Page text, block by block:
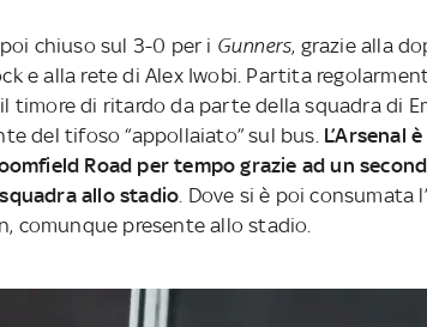
chiuso sul 3-0 per i Gunners, grazie alla
e alla rete di Alex Iwobi. Partita
timore di ritardo da parte della squadra di
del tifoso “appollaiato” sul bus. L’Arsenal
Road per tempo grazie ad un
allo stadio. Dove si è poi consumata
comunque presente allo stadio.